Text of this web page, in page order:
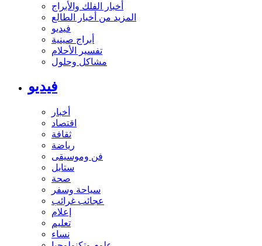
أخبار الفلك والأبراج
المزيد من أخبار الطالع
فيديو
أبراج صينية
تفسير الأحلام
مشاكل وحلول
فيديو
أخبار
اقتصاد
ثقافة
رياضة
فن وموسيقى
ستايل
صحة
سياحة وسفر
عجائب غرائب
إعلام
تعليم
نساء